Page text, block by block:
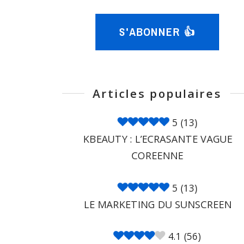
S'ABONNER 👍
Articles populaires
5 (13)
KBEAUTY : L’ECRASANTE VAGUE
COREENNE
5 (13)
LE MARKETING DU SUNSCREEN
4.1 (56)